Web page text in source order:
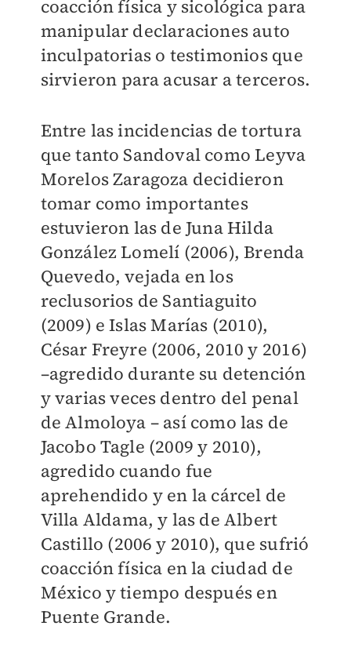
coacción física y sicológica para
manipular declaraciones auto
inculpatorias o testimonios que
sirvieron para acusar a terceros.
Entre las incidencias de tortura
que tanto Sandoval como Leyva
Morelos Zaragoza decidieron
tomar como importantes
estuvieron las de Juna Hilda
González Lomelí (2006), Brenda
Quevedo, vejada en los
reclusorios de Santiaguito
(2009) e Islas Marías (2010),
César Freyre (2006, 2010 y 2016)
–agredido durante su detención
y varias veces dentro del penal
de Almoloya – así como las de
Jacobo Tagle (2009 y 2010),
agredido cuando fue
aprehendido y en la cárcel de
Villa Aldama, y las de Albert
Castillo (2006 y 2010), que sufrió
coacción física en la ciudad de
México y tiempo después en
Puente Grande.